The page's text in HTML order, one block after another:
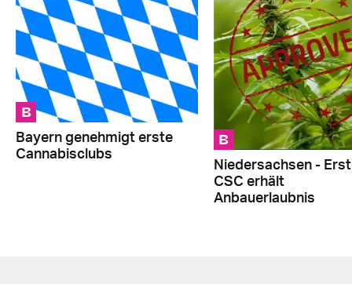
B
Bayern genehmigt erste
Cannabisclubs
B
Niedersachsen -
CSC erhält
Anbauerlaubnis